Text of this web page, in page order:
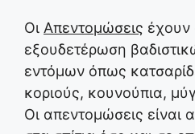
Οι Απεντομώσεις έχουν
εξουδετέρωση
εντόμων όπως
κοριούς, κουνούπια,
Οι απεντομώσεις είναι